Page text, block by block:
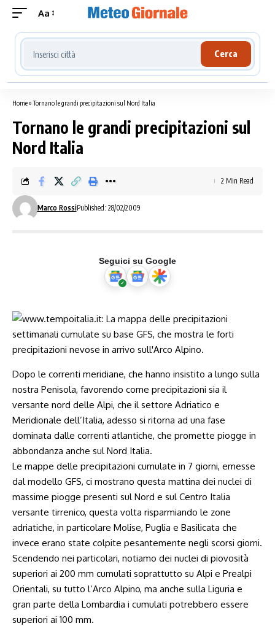
Aa
Cerca località meteo
Cerca
Home»Tornano le grandi precipitazioni sul Nord Italia
Tornano le grandi precipitazioni sul
Nord Italia
Marco RossiPublished: 28/02/2009
2 Min Read
Seguici su Google
Dopo le correnti meridiane, che hanno insistito a lungo sulla
nostra Penisola, favorendo come precipitazioni sia il
versante nord delle Alpi, che il settore Adriatico e
Meridionale dell’Italia, adesso si ritorna ad una fase
dominata dalle correnti atlantiche, che promette piogge in
abbondanza anche sul Nord Italia.
Le mappe delle precipitazioni cumulate in 7 giorni, emesse
dal modello GFS, ci mostrano questa mattina dei nuclei di
massime piogge presenti sul Nord e sul Centro Italia
versante tirrenico, questa volta risparmiando le zone
adriatiche, in particolare Molise, Puglia e Basilicata che
invece erano state colpite pesantemente negli scorsi giorni.
Scendendo nei particolari, notiamo dei nuclei di piovosità
superiori ai 200 mm cumulati soprattutto su Alpi e Prealpi
Orientali, su tutto l’Arco Alpino, ma anche sulla Liguria e
gran parte della Lombardia i cumulati potrebbero essere
superiori ai 100 mm.